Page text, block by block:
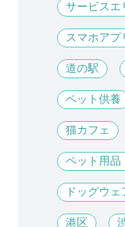
サービスエ
スマホアプ
道の駅
ペット供養
猫カフェ
ペット用品
ドッグウェ
港区